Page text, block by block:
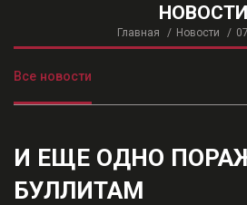
НОВОСТИ
Главная Новости
Все новости
И ЕЩЕ ОДНО
БУЛЛИТАМ